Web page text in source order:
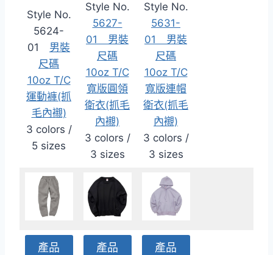
Style No.
5624-
01 男裝
尺碼
10oz T/C
運動褲(抓
毛內襯)
3 colors /
5 sizes
Style No.
5627-
01 男裝
尺碼
10oz T/C
寬版圓領
衛衣(抓毛
內襯)
3 colors /
3 sizes
Style No.
5631-
01 男裝
尺碼
10oz T/C
寬版連帽
衛衣(抓毛
內襯)
3 colors /
3 sizes
產品
產品
產品